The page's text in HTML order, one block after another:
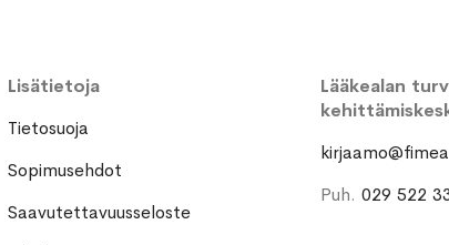
Lisätietoja
Tietosuoja
Sopimusehdot
Saavutettavuusseloste
Lääkealan
Puh.029 522